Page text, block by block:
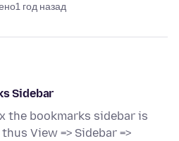
1 год назад
Sidebar
the bookmarks sidebar is
View => Sidebar =>